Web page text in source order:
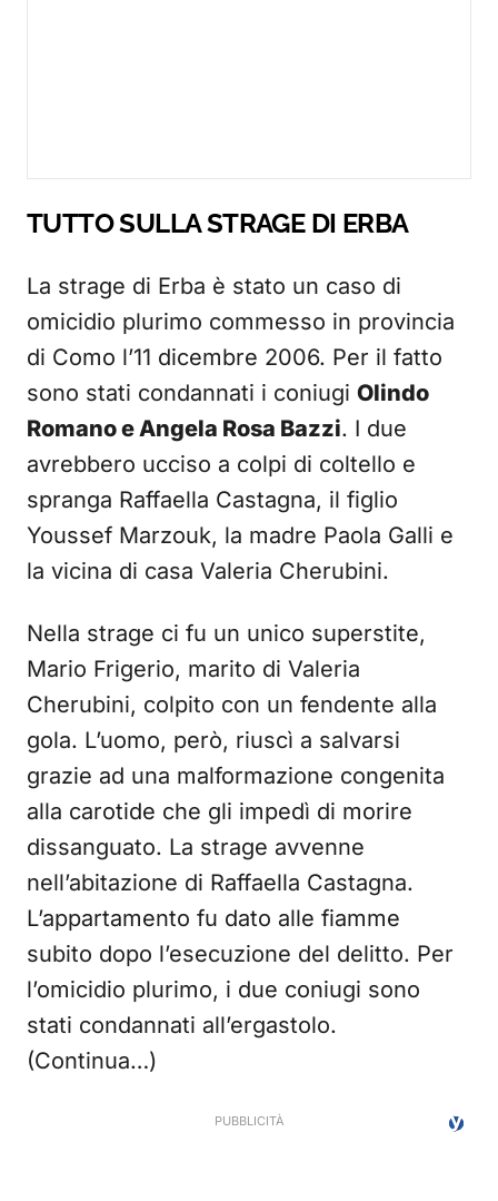
TUTTO SULLA STRAGE DI ERBA
La strage di Erba è stato un caso di
omicidio plurimo commesso in provincia
di Como l’11 dicembre 2006. Per il fatto
sono stati condannati i coniugi Olindo
Romano e Angela Rosa Bazzi. I due
avrebbero ucciso a colpi di coltello e
spranga Raffaella Castagna, il figlio
Youssef Marzouk, la madre Paola Galli e
la vicina di casa Valeria Cherubini.
Nella strage ci fu un unico superstite,
Mario Frigerio, marito di Valeria
Cherubini, colpito con un fendente alla
gola. L’uomo, però, riuscì a salvarsi
grazie ad una malformazione congenita
alla carotide che gli impedì di morire
dissanguato. La strage avvenne
nell’abitazione di Raffaella Castagna.
L’appartamento fu dato alle fiamme
subito dopo l’esecuzione del delitto. Per
l’omicidio plurimo, i due coniugi sono
stati condannati all’ergastolo.
(Continua…)